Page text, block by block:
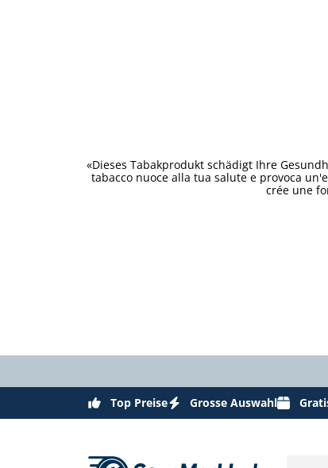
«Dieses Tabakprodukt schädigt Ihre
tabacco nuoce alla tua salute e provoca
crée une
Top Preise Grosse Auswahl